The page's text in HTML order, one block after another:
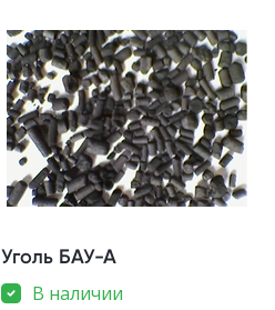
Уголь БАУ-А
В наличии